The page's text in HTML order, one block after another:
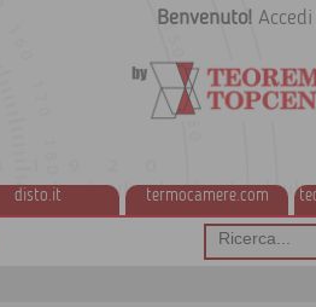
disto.it termocamere.com
Benvenuto! Accedi